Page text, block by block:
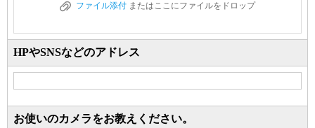
ファイル添付 またはここにファイルをドロップ
HPやSNSなどのアドレス
お使いのカメラをお教えください。